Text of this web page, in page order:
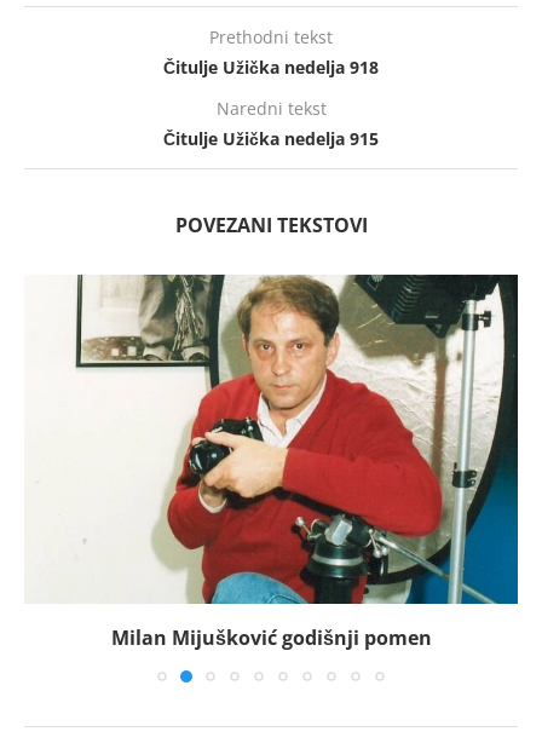
Prethodni tekst
Čitulje Užička nedelja 918
Naredni tekst
Čitulje Užička nedelja 915
POVEZANI TEKSTOVI
Milan Mijušković godišnji pomen